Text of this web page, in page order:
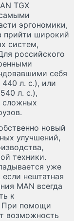
TGX
эргономики,
прийти широкий
систем,
российского
себя
л. с.), или
л. с.),
сложных
новый
улучшений,
техники.
уже
нештатная
MAN всегда
к
При помощи
возможность